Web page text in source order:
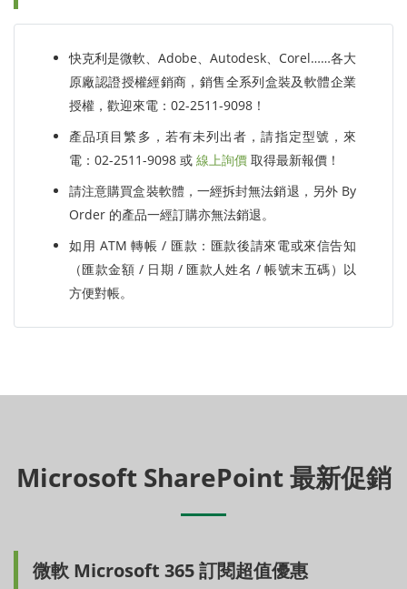
快克利是微軟、Adobe、Autodesk、Corel……各大
原廠認證授權經銷商，銷售全系列盒裝及軟體企業
授權，歡迎來電：02-2511-9098！
產品項目繁多，若有未列出者，請指定型號，來
電：02-2511-9098 或 線上詢價 取得最新報價！
請注意購買盒裝軟體，一經拆封無法銷退，另外 By
Order 的產品一經訂購亦無法銷退。
如用 ATM 轉帳 / 匯款：匯款後請來電或來信告知
（匯款金額 / 日期 / 匯款人姓名 / 帳號末五碼）以
方便對帳。
Microsoft SharePoint 最新促銷
微軟 Microsoft 365 訂閱超值優惠